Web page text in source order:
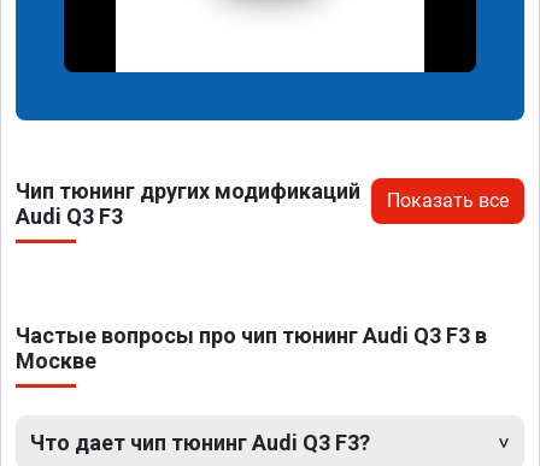
Чип тюнинг других модификаций
Audi Q3 F3
Показать все
Частые вопросы про чип тюнинг Audi Q3 F3 в
Москве
Что дает чип тюнинг Audi Q3 F3?